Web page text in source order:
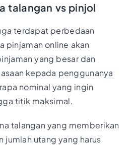
talangan vs pinjol
terdapat perbedaan
pinjaman online akan
yang besar dan
kepada penggunanya
nominal yang ingin
titik maksimal.
talangan yang memberikan
jumlah utang yang harus